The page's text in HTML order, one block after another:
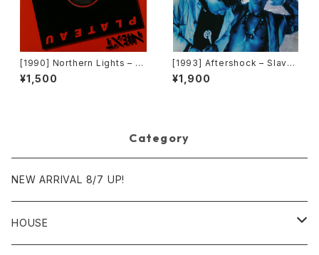
[1990] Northern Lights – J
et Lag [Next Plateau Recor
ds Inc.]
¥1,500
[1993] Aftershock – Slave
To The Vibe [Virgin]
¥1,900
Category
NEW ARRIVAL 8/7 UP!
HOUSE